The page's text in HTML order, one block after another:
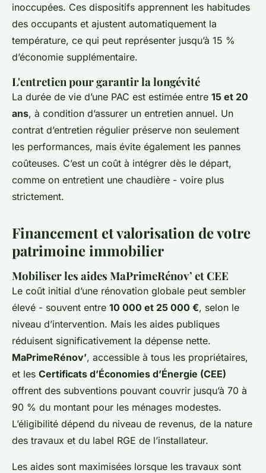
inoccupées. Ces dispositifs apprennent les habitudes
des occupants et ajustent automatiquement la
température, ce qui peut représenter jusqu’à 15 %
d’économie supplémentaire.
L'entretien pour garantir la longévité
La durée de vie d’une PAC est estimée entre 15 et 20
ans, à condition d’assurer un entretien annuel. Un
contrat d’entretien régulier préserve non seulement
les performances, mais évite également les pannes
coûteuses. C’est un coût à intégrer dès le départ,
comme on entretient une chaudière - voire plus
strictement.
Financement et valorisation de votre
patrimoine immobilier
Mobiliser les aides MaPrimeRénov’ et CEE
Le coût initial d’une rénovation globale peut sembler
élevé - souvent entre 10 000 et 25 000 €, selon le
niveau d’intervention. Mais les aides publiques
réduisent significativement la dépense nette.
MaPrimeRénov’, accessible à tous les propriétaires,
et les Certificats d’Économies d’Énergie (CEE)
offrent des subventions pouvant couvrir jusqu’à 70 à
90 % du montant pour les ménages modestes.
L’éligibilité dépend du niveau de revenus, de la nature
des travaux et du label RGE de l’installateur.
Les aides sont maximisées lorsque les travaux sont